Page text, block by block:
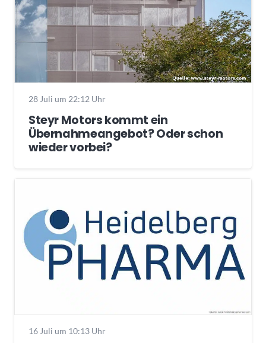
28 Juli um 22:12 Uhr
Steyr Motors kommt ein
Übernahmeangebot? Oder schon
wieder vorbei?
16 Juli um 10:13 Uhr